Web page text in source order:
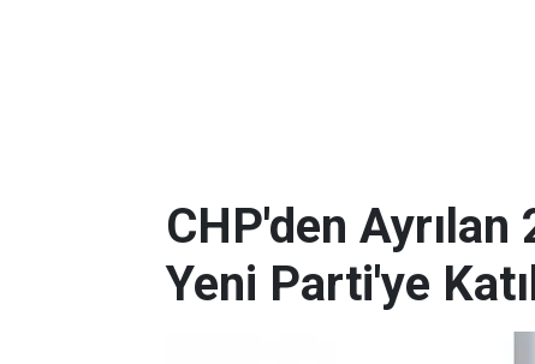
CHP'den Ayrılan
Yeni Parti'ye